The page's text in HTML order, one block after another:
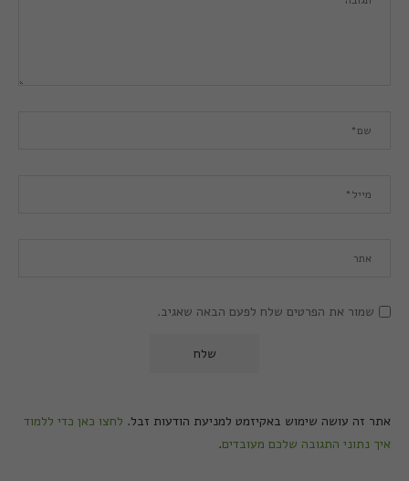
שמור את הפרטים שלח לפעם הבאה שאגיב.
אתר זה עושה שימוש באקיזמט למניעת הודעות זבל. לחצו כאן כדי ללמוד
איך נתוני התגובה שלכם מעובדים.